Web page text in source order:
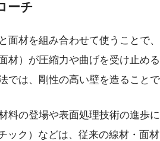
ーチ
面材を組み合わせて使うことで
材）が圧縮力や曲げを受け止め
では、剛性の高い壁を造ること
料の登場や表面処理技術の進歩
ック）などは、従来の線材・面